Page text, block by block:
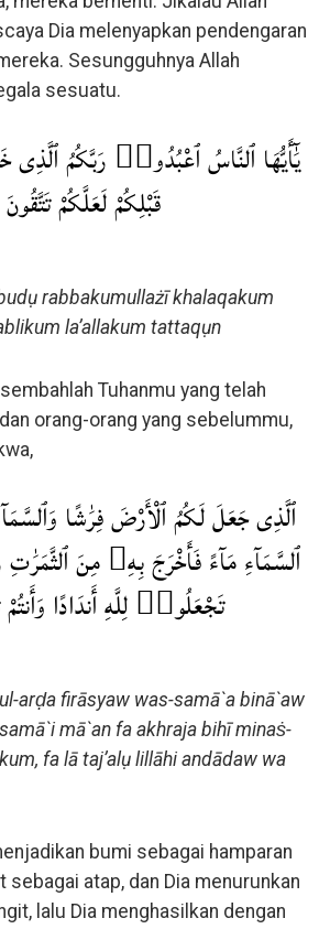
Dia melenyapkan pendengaran
Sesungguhnya Allah
sesuatu.
يَٰٓأَيُّهَا ٱلنَّاسُ ٱعْبُدُوا۟ رَبَّكُمُ ٱلَّذِى
قَبْلِكُمْ لَعَلَّكُمْ تَتَّقُونَ
rabbakumullażī khalaqakum
la’allakum tattaqụn
Tuhanmu yang telah
orang-orang yang sebelummu,
ٱلَّذِى جَعَلَ لَكُمُ ٱلْأَرْضَ فِرَٰشًا
ٱلسَّمَآءِ مَآءً فَأَخْرَجَ بِهِۦ مِنَ
تَجْعَلُوا۟ لِلَّهِ أَندَادًا
arḍa firāsyaw was-samā`a binā`aw
mā`an fa akhraja bihī minaṡ-
fa lā taj’alụ lillāhi andādaw wa
bumi sebagai hamparan
sebagai atap, dan Dia menurunkan
lalu Dia menghasilkan dengan